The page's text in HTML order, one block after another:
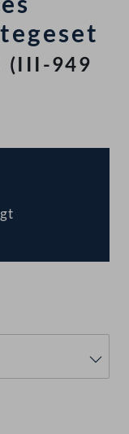
(III-949